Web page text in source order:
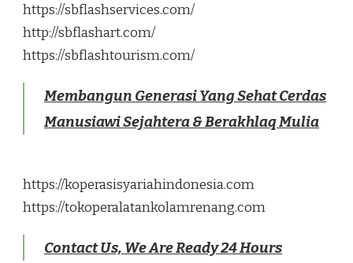
https://sbflashservices.com/
http://sbflashart.com/
https://sbflashtourism.com/
Membangun Generasi Yang Sehat Cerdas
Manusiawi Sejahtera & Berakhlaq Mulia
https://koperasisyariahindonesia.com
https://tokoperalatankolamrenang.com
Contact Us, We Are Ready 24 Hours